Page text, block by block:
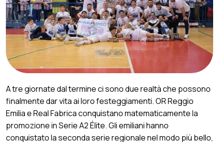
A tre giornate dal termine ci sono due realtà che possono
finalmente dar vita ai loro festeggiamenti. OR Reggio
Emilia e Real Fabrica conquistano matematicamente la
promozione in Serie A2 Élite. Gli emiliani hanno
conquistato la seconda serie regionale nel modo più bello,